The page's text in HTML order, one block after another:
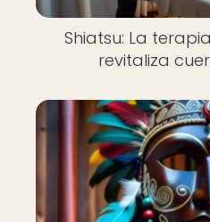
Shiatsu: La
revitaliza